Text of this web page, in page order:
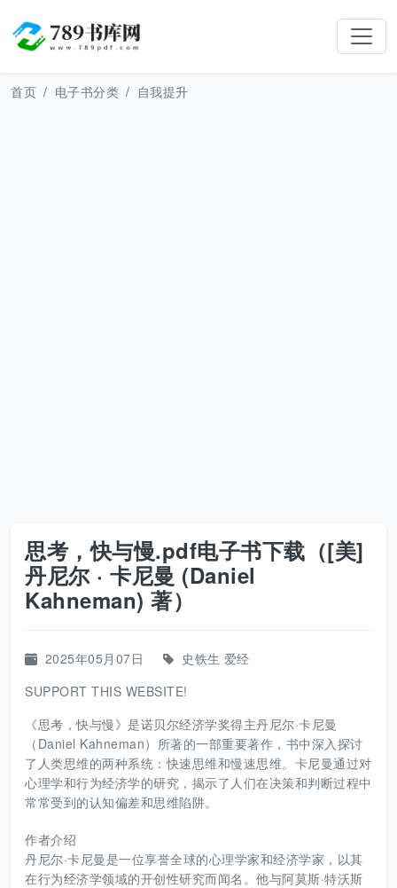
首页 电子书分类 自我提升
思考，快与慢.pdf电子书下载（[美]
丹尼尔 · 卡尼曼 (Daniel
Kahneman) 著）
2025年05月07日 史铁生 爱经
SUPPORT THIS WEBSITE!
《思考，快与慢》是诺贝尔经济学奖得主丹尼尔·卡尼曼
（Daniel Kahneman）所著的一部重要著作，书中深入探讨
了人类思维的两种系统：快速思维和慢速思维。卡尼曼通过对
心理学和行为经济学的研究，揭示了人们在决策和判断过程中
常常受到的认知偏差和思维陷阱。
作者介绍
丹尼尔·卡尼曼是一位享誉全球的心理学家和经济学家，以其
在行为经济学领域的开创性研究而闻名。他与阿莫斯·特沃斯